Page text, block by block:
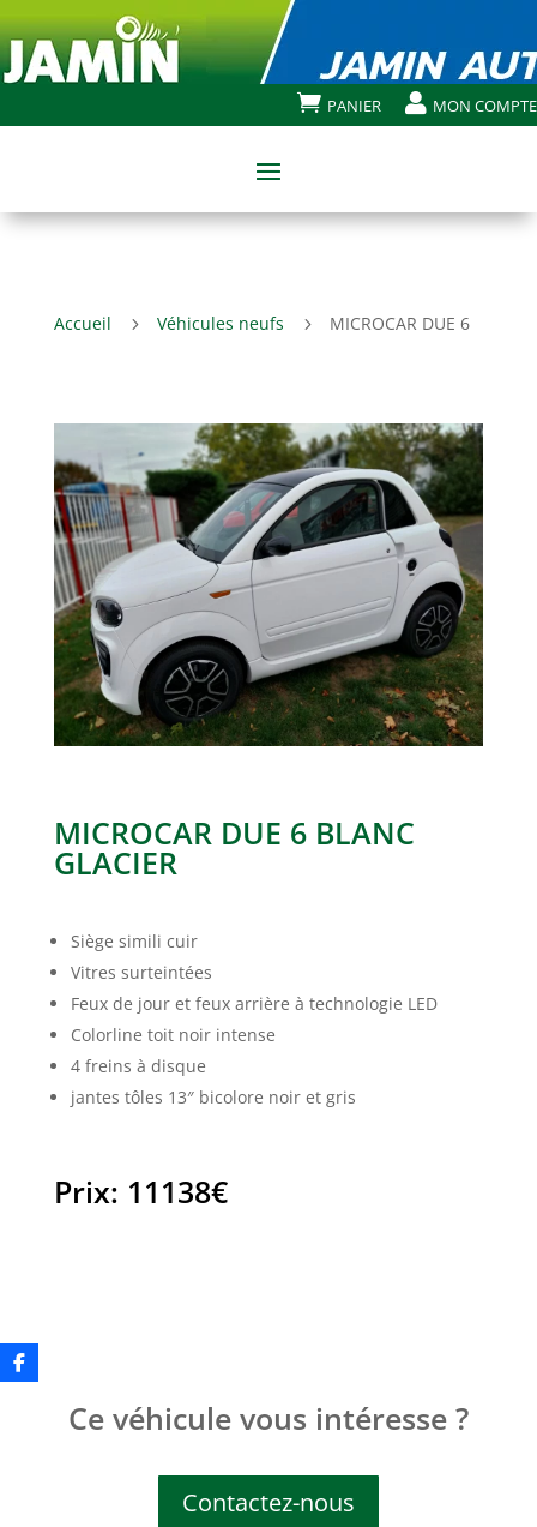
 PANIER  MON COMPTE
Accueil 5 Véhicules neufs 5 MICROCAR DUE 6
MICROCAR DUE 6 BLANC
GLACIER
Siège simili cuir
Vitres surteintées
Feux de jour et feux arrière à technologie LED
Colorline toit noir intense
4 freins à disque
jantes tôles 13″ bicolore noir et gris
Prix: 11138€
Ce véhicule vous intéresse ?
Contactez-nous